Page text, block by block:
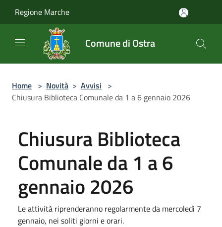
Regione Marche
Comune di Ostra
Home > Novità > Avvisi >
Chiusura Biblioteca Comunale da 1 a 6 gennaio 2026
Chiusura Biblioteca
Comunale da 1 a 6
gennaio 2026
Le attività riprenderanno regolarmente da mercoledì 7
gennaio, nei soliti giorni e orari.